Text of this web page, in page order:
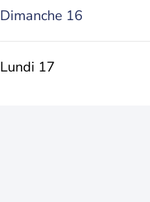
Dimanche 16
Lundi 17